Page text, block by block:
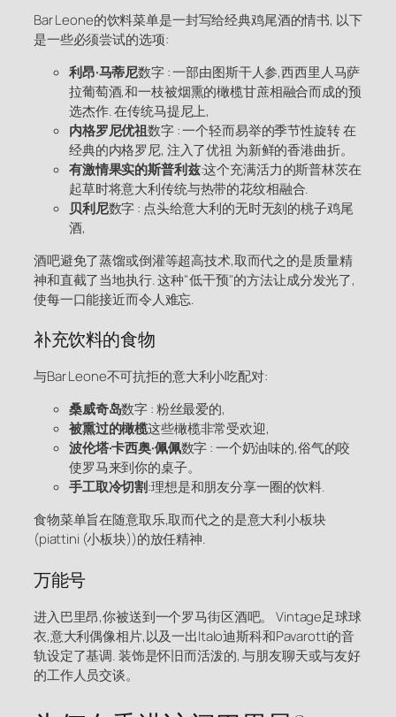
Bar Leone的饮料菜单是一封写给经典鸡尾酒的情书, 以下
是一些必须尝试的选项:
利昂·马蒂尼数字 : 一部由图斯干人参,西西里人马萨
拉葡萄酒,和一枝被烟熏的橄榄甘蔗相融合而成的预
选杰作. 在传统马提尼上,
内格罗尼优祖数字 : 一个轻而易举的季节性旋转 在
经典的内格罗尼, 注入了优祖 为新鲜的香港曲折。
有激情果实的斯普利兹:这个充满活力的斯普林茨在
起草时将意大利传统与热带的花纹相融合.
贝利尼数字 : 点头给意大利的无时无刻的桃子鸡尾
酒,
酒吧避免了蒸馏或倒灌等超高技术,取而代之的是质量精
神和直截了当地执行. 这种"低干预"的方法让成分发光了,
使每一口能接近而令人难忘.
补充饮料的食物
与Bar Leone不可抗拒的意大利小吃配对:
桑威奇岛数字 : 粉丝最爱的,
被熏过的橄榄这些橄榄非常受欢迎,
波伦塔·卡西奥·佩佩数字 : 一个奶油味的,俗气的咬
使罗马来到你的桌子。
手工取冷切割:理想是和朋友分享一圈的饮料.
食物菜单旨在随意取乐,取而代之的是意大利小板块
(piattini (小板块))的放任精神.
万能号
进入巴里昂,你被送到一个罗马街区酒吧。 Vintage足球球
衣,意大利偶像相片,以及一出Italo迪斯科和Pavarotti的音
轨设定了基调. 装饰是怀旧而活泼的, 与朋友聊天或与友好
的工作人员交谈。